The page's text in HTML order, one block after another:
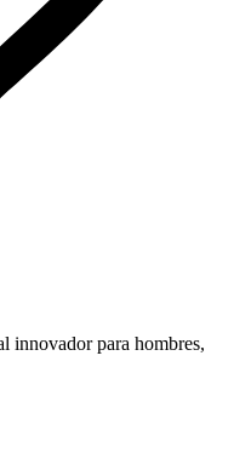
innovador para hombres,